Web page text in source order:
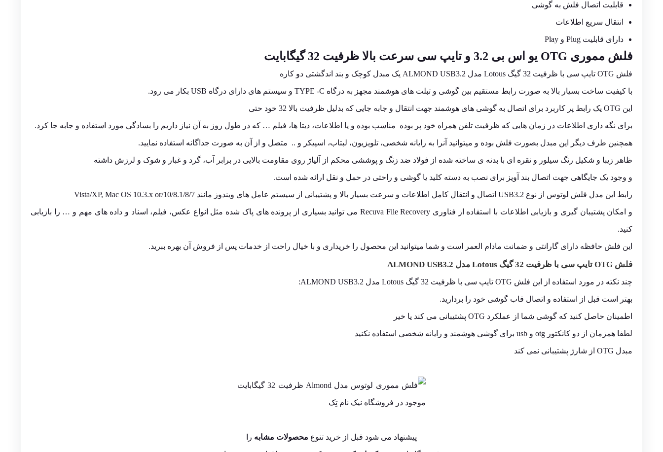
قابلیت اتصال فلش به گوشی
انتقال سریع اطلاعات
دارای قابلیت Plug و Play
فلش مموری OTG یو اس بی 3.2 و تایپ سی سرعت بالا ظرفیت 32 گیگابایت
فلش OTG تایپ سی با ظرفیت 32 گیگ Lotous مدل ALMOND USB3.2 یک مبدل کوچک و بند اندگشتی دو کاره
با کیفیت ساخت بسیار بالا به صورت رابط مستقیم بین گوشی و تبلت های هوشمند مجهز به درگاه TYPE -C و سیستم های دارای درگاه USB بکار می رود.
این OTG یک رابط پر کاربرد برای اتصال به گوشی های هوشمند جهت انتقال و جابه جایی که بدلیل ظرفیت بالا 32 خود حتی
برای نگه داری اطلاعات در زمان هایی که ظرفیت تلفن همراه خود پر بوده مناسب بوده و یا اطلاعات، دیتا ها، فیلم … که در طول روز به آن نیاز داریم را بسادگی مورد استفاده و جابه جا کرد.
همچنین طرف دیگر این مبدل بصورت فلش بوده و میتوانید آنرا به رایانه شخصی، تلویزیون، لبتاب، اسپیکر و .. متصل و از آن به صورت جداگانه استفاده نمایید.
ظاهر زیبا و شکیل رنگ سیلور و نقره ای با بدنه ی ساخته شده از فولاد ضد زنگ و پوششی محکم از آلیاژ روی مقاومت بالایی در برابر آب، گرد و غبار و شوک و لرزش داشته
و وجود یک جایگاهی جهت اتصال بند آویز برای نصب به دسته کلید یا گوشی و راحتی در حمل و نقل ارائه شده است.
رابط این مدل فلش لوتوس از نوع USB3.2 اتصال و انتقال کامل اطلاعات و سرعت بسیار بالا و پشتیبانی از سیستم عامل های ویندوز مانند 10/8.1/8/7/Vista/XP, Mac OS 10.3.x or
و امکان پشتیبان گیری و بازیابی اطلاعات با استفاده از فناوری Recuva File Recovery می توانید بسیاری از پرونده های پاک شده مثل انواع عکس، فیلم، اسناد و داده های مهم و … را بازیابی
کنید.
این فلش حافظه دارای گارانتی و ضمانت مادام العمر است و شما میتوانید این محصول را خریداری و با خیال راحت از خدمات پس از فروش آن بهره ببرید.
فلش OTG تایپ سی با ظرفیت 32 گیگ Lotous مدل ALMOND USB3.2
چند نکته در مورد استفاده از این فلش OTG تایپ سی با ظرفیت 32 گیگ Lotous مدل ALMOND USB3.2:
بهتر است قبل از استفاده و اتصال قاب گوشی خود را بردارید.
اطمینان حاصل کنید که گوشی شما از عملکرد OTG پشتیبانی می کند یا خیر
لطفا همزمان از دو کانکتور otg و usb برای گوشی هوشمند و رایانه شخصی استفاده نکنید
مبدل OTG از شارژ پشتیبانی نمی کند
پیشنهاد می شود قبل از خرید تنوع محصولات مشابه را